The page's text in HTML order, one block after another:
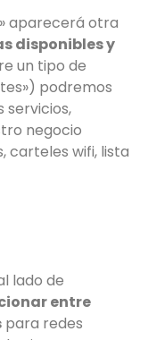
aparecerá otra
disponibles y
un tipo de
podremos
servicios,
negocio
carteles wifi, lista
lado de
entre
para redes